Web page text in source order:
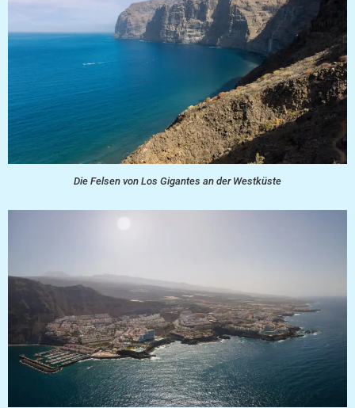
Die Felsen von Los Gigantes an der Westküste